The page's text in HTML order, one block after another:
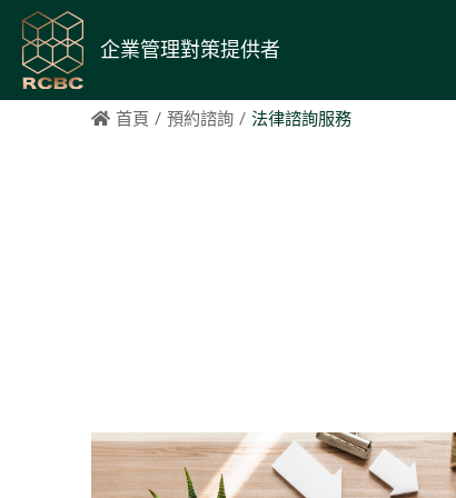
企業管理對策提供者
首頁 預約諮詢 法律諮詢服務